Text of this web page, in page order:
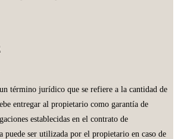
término jurídico que se refiere a la cantidad de
entregar al propietario como garantía de
establecidas en el contrato de
puede ser utilizada por el propietario en caso de